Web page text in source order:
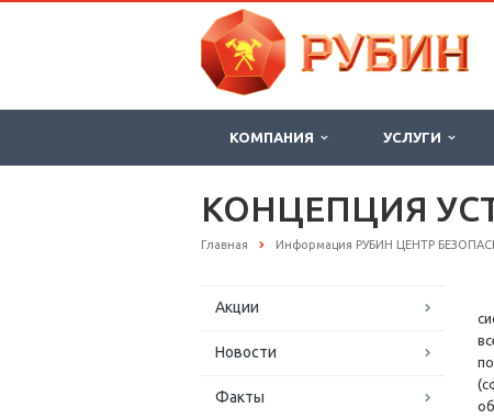
КОМПАНИЯ УСЛУГИ
КОНЦЕПЦИЯ
Главная Информация РУБИН ЦЕНТР
Акции
Новости
Факты